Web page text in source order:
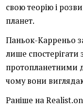
свою теорію і
планет.
Паньок-Карреньо
лише
протопланетними
чому вони
Раніше на